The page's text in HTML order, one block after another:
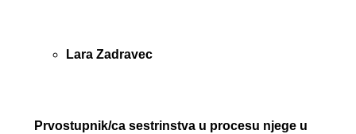
Lara Zadravec
Prvostupnik/ca sestrinstva u procesu njege u